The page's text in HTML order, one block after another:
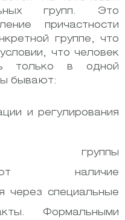
групп. Это
причастности
группе, что
что человек
только в одной
бывают:
и регулирования
группы
наличие
через специальные
Формальными